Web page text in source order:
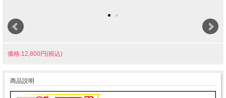
価格:12,800円(税込)
商品説明